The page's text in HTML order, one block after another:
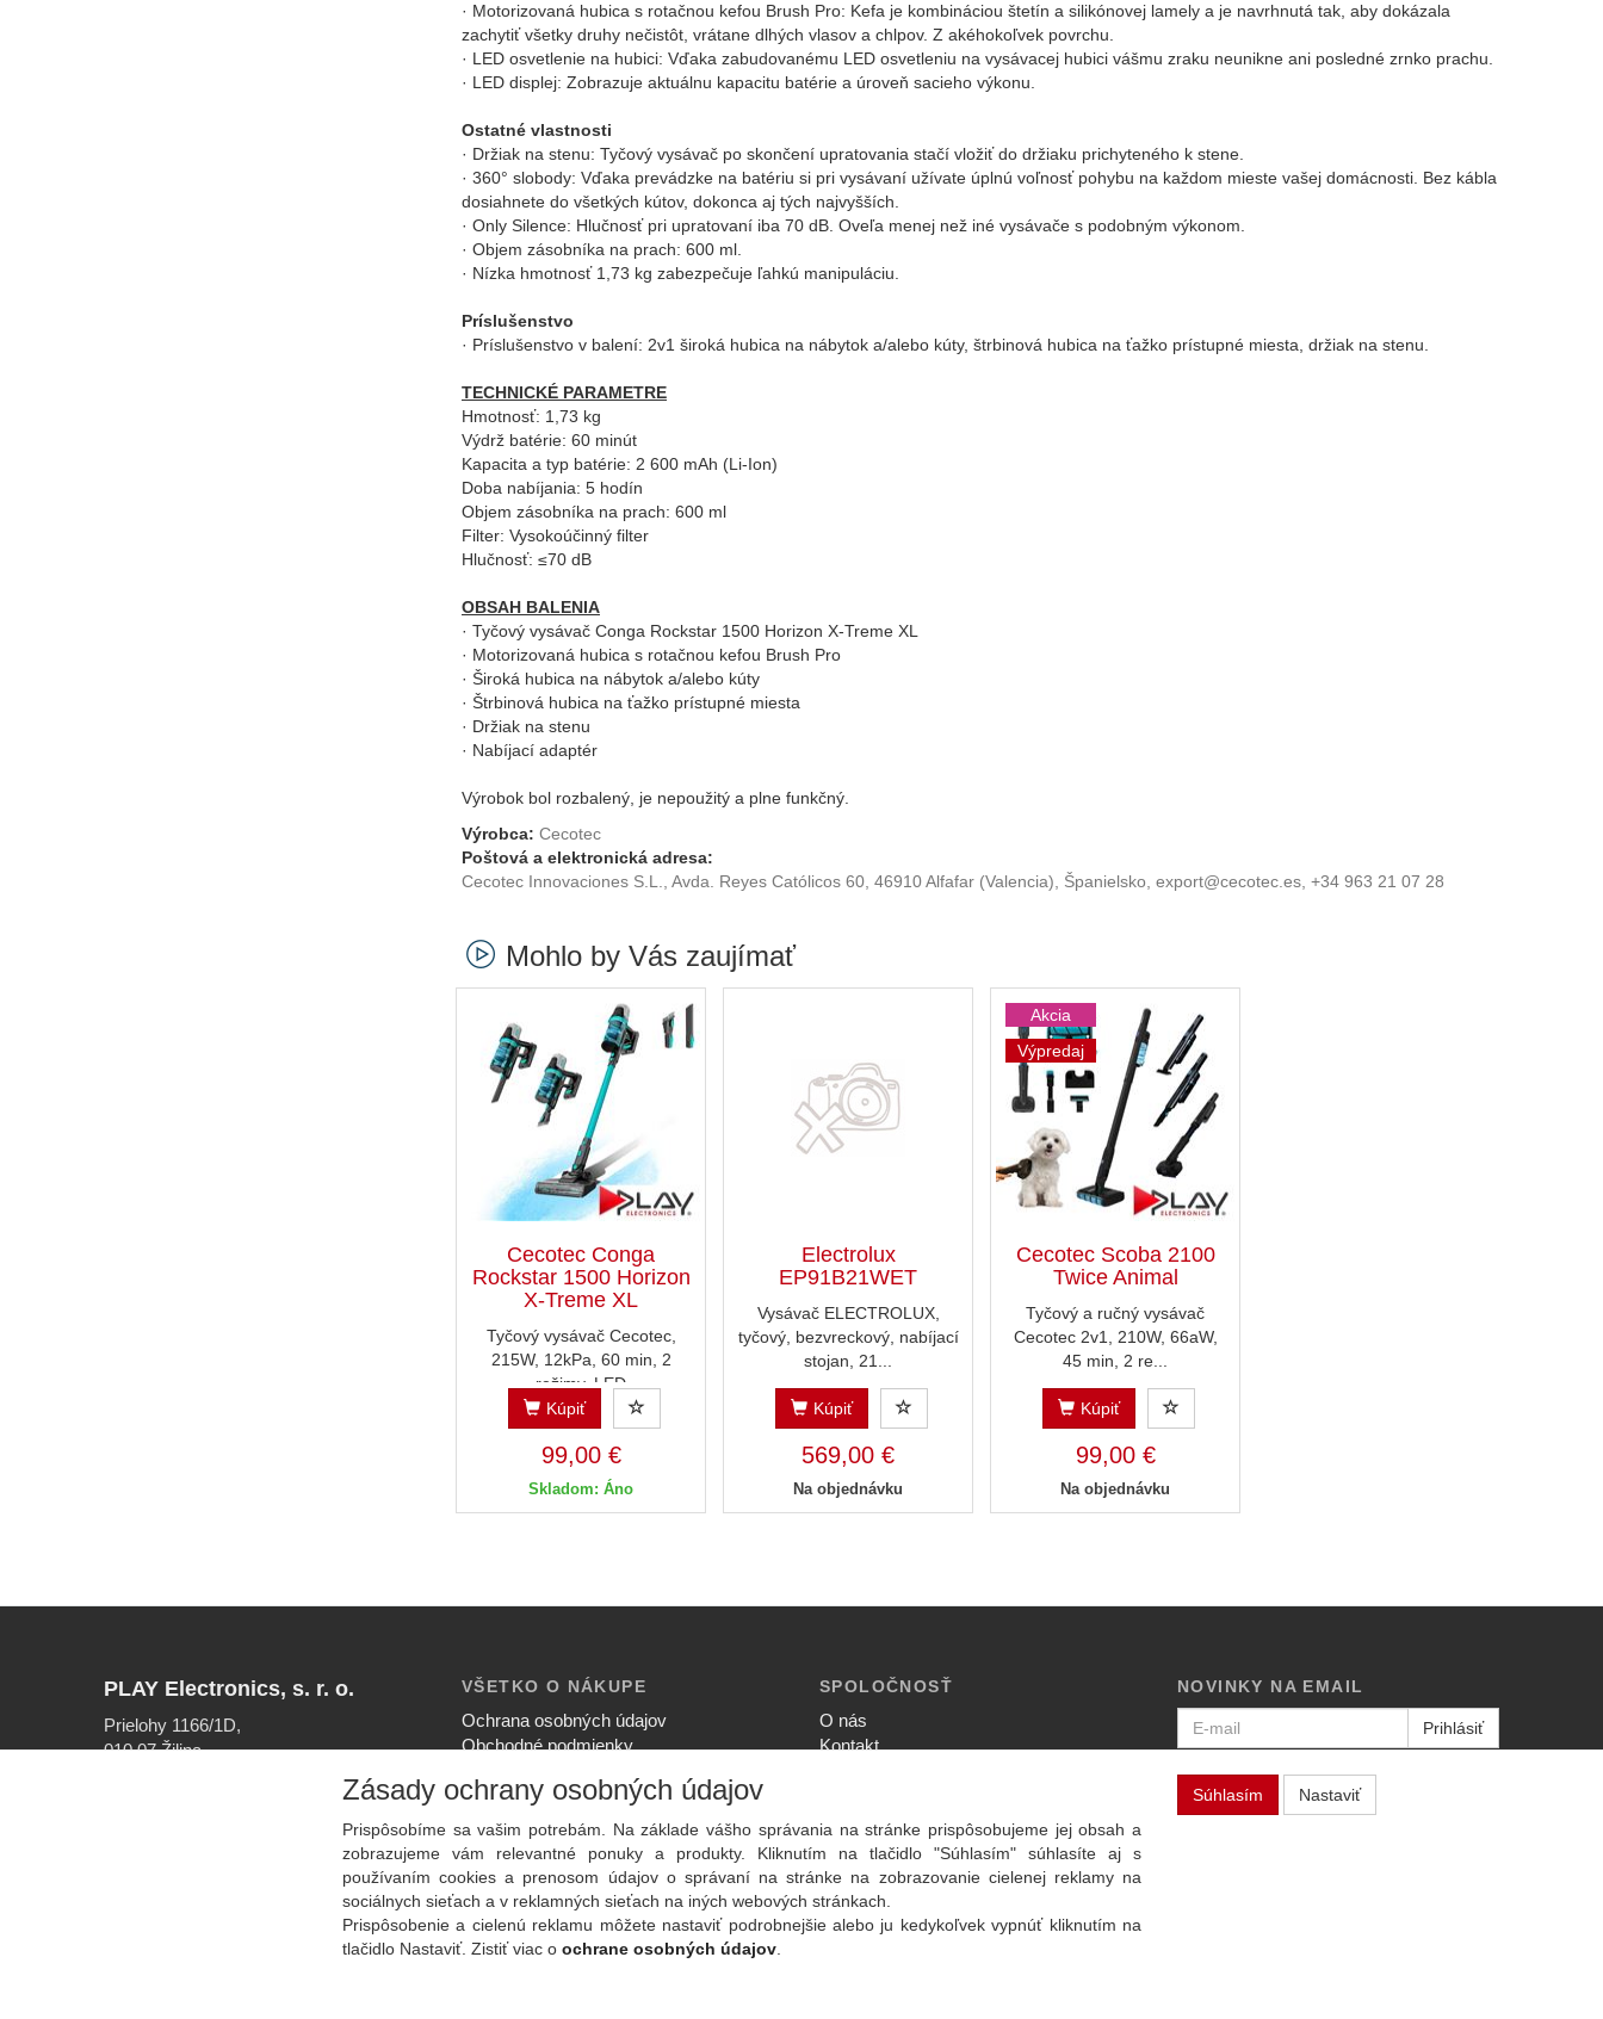
· Motorizovaná hubica s rotačnou kefou Brush Pro: Kefa je kombináciou štetín a silikónovej lamely a je navrhnutá tak, aby dokázala
zachytiť všetky druhy nečistôt, vrátane dlhých vlasov a chlpov. Z akéhokoľvek povrchu.
· LED osvetlenie na hubici: Vďaka zabudovanému LED osvetleniu na vysávacej hubici vášmu zraku neunikne ani posledné zrnko prachu.
· LED displej: Zobrazuje aktuálnu kapacitu batérie a úroveň sacieho výkonu.
Ostatné vlastnosti
· Držiak na stenu: Tyčový vysávač po skončení upratovania stačí vložiť do držiaku prichyteného k stene.
· 360° slobody: Vďaka prevádzke na batériu si pri vysávaní užívate úplnú voľnosť pohybu na každom mieste vašej domácnosti. Bez kábla
dosiahnete do všetkých kútov, dokonca aj tých najvyšších.
· Only Silence: Hlučnosť pri upratovaní iba 70 dB. Oveľa menej než iné vysávače s podobným výkonom.
· Objem zásobníka na prach: 600 ml.
· Nízka hmotnosť 1,73 kg zabezpečuje ľahkú manipuláciu.
Príslušenstvo
· Príslušenstvo v balení: 2v1 široká hubica na nábytok a/alebo kúty, štrbinová hubica na ťažko prístupné miesta, držiak na stenu.
TECHNICKÉ PARAMETRE
Hmotnosť: 1,73 kg
Výdrž batérie: 60 minút
Kapacita a typ batérie: 2 600 mAh (Li-Ion)
Doba nabíjania: 5 hodín
Objem zásobníka na prach: 600 ml
Filter: Vysokoúčinný filter
Hlučnosť: ≤70 dB
OBSAH BALENIA
· Tyčový vysávač Conga Rockstar 1500 Horizon X-Treme XL
· Motorizovaná hubica s rotačnou kefou Brush Pro
· Široká hubica na nábytok a/alebo kúty
· Štrbinová hubica na ťažko prístupné miesta
· Držiak na stenu
· Nabíjací adaptér
Výrobok bol rozbalený, je nepoužitý a plne funkčný.
Výrobca: Cecotec
Poštová a elektronická adresa:
Cecotec Innovaciones S.L., Avda. Reyes Católicos 60, 46910 Alfafar (Valencia), Španielsko, export@cecotec.es, +34 963 21 07 28
Mohlo by Vás zaujímať
Cecotec Conga
Rockstar 1500 Horizon
X-Treme XL
Tyčový vysávač Cecotec,
215W, 12kPa, 60 min, 2
režimy, LED
Kúpiť
99,00 €
Skladom: Áno
Electrolux
EP91B21WET
Vysávač ELECTROLUX,
tyčový, bezvreckový, nabíjací
stojan, 21...
Kúpiť
569,00 €
Na objednávku
Akcia
Výpredaj
Cecotec Scoba 2100
Twice Animal
Tyčový a ručný vysávač
Cecotec 2v1, 210W, 66aW,
45 min, 2 re...
Kúpiť
99,00 €
Na objednávku
PLAY Electronics, s. r. o.
Prielohy 1166/1D,
010 07 Žilina
VŠETKO O NÁKUPE
Ochrana osobných údajov
Obchodné podmienky
Ako nakupovať
Reklamačný poriadok
SPOLOČNOSŤ
O nás
Kontakt
NOVINKY NA EMAIL
Prihlásiť
Zásady ochrany osobných údajov
Prispôsobíme sa vašim potrebám. Na základe vášho správania na stránke prispôsobujeme jej obsah a
zobrazujeme vám relevantné ponuky a produkty. Kliknutím na tlačidlo "Súhlasím" súhlasíte aj s
používaním cookies a prenosom údajov o správaní na stránke na zobrazovanie cielenej reklamy na
sociálnych sieťach a v reklamných sieťach na iných webových stránkach.
Prispôsobenie a cielenú reklamu môžete nastaviť podrobnejšie alebo ju kedykoľvek vypnúť kliknutím na
tlačidlo Nastaviť. Zistiť viac o ochrane osobných údajov
Súhlasím Nastaviť